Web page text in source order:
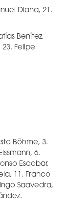
Diana, 21.
Benítez,
Felipe
Böhme, 3.
6.
Escobar,
11. Franco
Saavedra,